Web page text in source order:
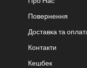
Повернення
Доставка та
Контакти
Кешбек